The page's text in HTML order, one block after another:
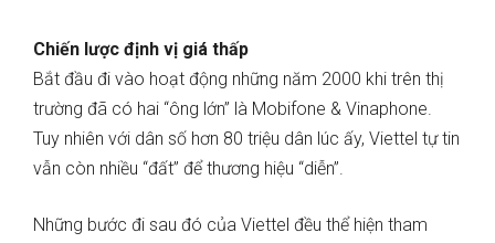
Chiến lược định vị giá thấp
Bắt đầu đi vào hoạt động những năm 2000 khi trên thị
trường đã có hai “ông lớn” là Mobifone & Vinaphone.
Tuy nhiên với dân số hơn 80 triệu dân lúc ấy, Viettel tự tin
vẫn còn nhiều “đất” để thương hiệu “diễn”.
Những bước đi sau đó của Viettel đều thể hiện tham